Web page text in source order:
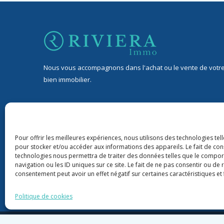
Pour offrir les meilleures expériences, nous utilisons des technologies
pour stocker et/ou accéder aux informations des appareils. Le fait de
technologies nous permettra de traiter des données telles que le
navigation ou les ID uniques sur ce site. Le fait de ne pas consentir ou de
consentement peut avoir un effet négatif sur certaines caractéristiques et
Politique de cookies
Nous vous accompagnons dans l'achat ou le vente de votre
bien immobilier.
9 rond-point Duboys d’Angers, 06400 Cannes
+33 06 76 88 43 22
riviera06immo@gmail.com